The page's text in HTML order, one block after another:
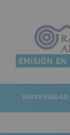
UNIVERSIDAD